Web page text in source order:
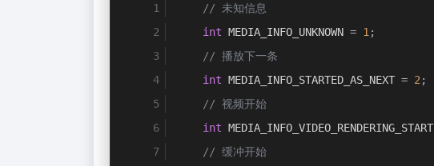
// 未知信息
int MEDIA_INFO_UNKNOWN = 1 ;
// 播放下一条
int MEDIA_INFO_STARTED_AS_NEXT = 2 ;
// 视频开始
int MEDIA_INFO_VIDEO_RENDERING_START
// 缓冲开始